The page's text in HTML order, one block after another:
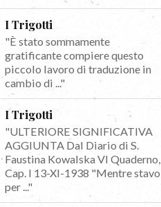
I Trigotti
"È stato sommamente
gratificante compiere questo
piccolo lavoro di traduzione in
cambio di ..."
I Trigotti
"ULTERIORE SIGNIFICATIVA
AGGIUNTA Dal Diario di S.
Faustina Kowalska VI Quaderno,
Cap. I 13-XI-1938 "Mentre stavo
per ..."